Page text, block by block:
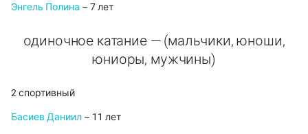
Энгель Полина – 7 лет
одиночное катание — (мальчики, юноши,
юниоры, мужчины)
2 спортивный
Басиев Даниил – 11 лет